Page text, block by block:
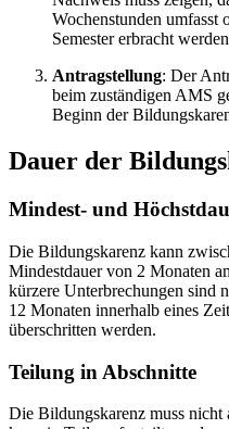
Wochenstunden umfasst
Semester erbracht
Antragstellung: Der
beim zuständigen AMS
Beginn der
Dauer der
Mindest- und
Die Bildungskarenz kann
Mindestdauer von 2 Monaten
kürzere Unterbrechungen sind
12 Monaten innerhalb eines
überschritten werden.
Teilung in Abschnitte
Die Bildungskarenz muss